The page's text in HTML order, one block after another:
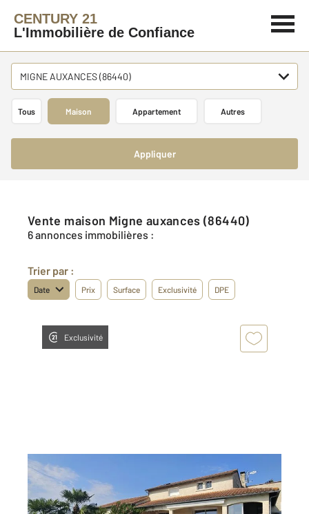
CENTURY 21
L'Immobilière de Confiance
MIGNE AUXANCES (86440)
Tous Maison Appartement Autres
Appliquer
Vente maison Migne auxances (86440)
6 annonces immobilières :
Trier par :
Date Prix Surface Exclusivité DPE
Exclusivité
MIGNE AUXANCES 86
190,10 m
, 7 pièces
Ref : 1985